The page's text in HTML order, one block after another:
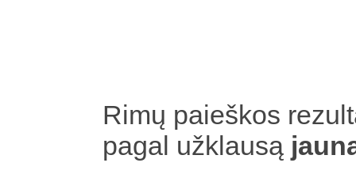
Rimų paieškos
pagal užklausą